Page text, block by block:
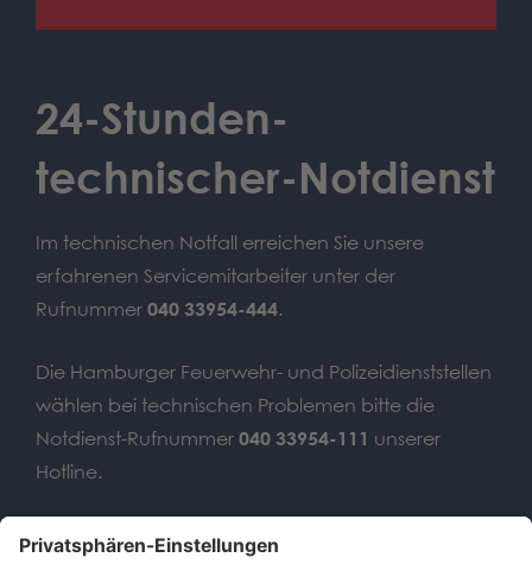
24-Stunden-
technischer-Notdienst
Im technischen Notfall erreichen Sie unsere
erfahrenen Servicemitarbeiter unter der
Rufnummer 040 33954-444.
Die Hamburger Feuerwehr- und Polizeidienststellen
wählen bei technischen Problemen bitte die
Notdienst-Rufnummer 040 33954-111 unserer
Hotline.